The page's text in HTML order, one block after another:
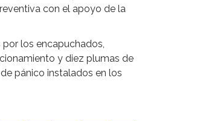
con el apoyo de la
los encapuchados,
y diez plumas de
pánico instalados en los